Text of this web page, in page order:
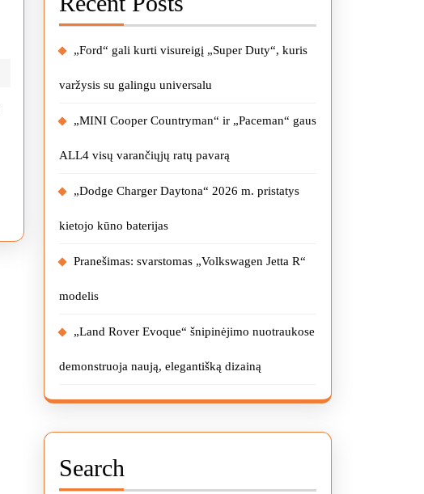
„Ford“ gali kurti visureigį „Super Duty“, kuris
varžysis su galingu universalu
„MINI Cooper Countryman“ ir „Paceman“ gaus
ALL4 visų varančiųjų ratų pavarą
„Dodge Charger Daytona“ 2026 m. pristatys
kietojo kūno baterijas
Pranešimas: svarstomas „Volkswagen Jetta R“
modelis
„Land Rover Evoque“ šnipinėjimo nuotraukose
demonstruoja naują, elegantišką dizainą
Search